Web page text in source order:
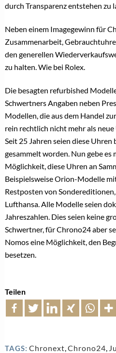
durch Transparenz entstehen zu
Neben einem Imagegewinn für
Zusammenarbeit,
den generellen
zu halten. Wie bei Rolex.
Die besagten refurbished
Schwertners Angaben neben
Modellen, die aus dem Handel
rein rechtlich nicht mehr als
Seit 25 Jahren seien diese
gesammelt worden. Nun gebe
Möglichkeit, diese Uhren an
Beispielsweise Orion-Modelle
Restposten von
Lufthansa. Alle Modelle seien
Jahreszahlen. Dies seien keine
Schwertner, für Chrono24 aber
Nomos eine Möglichkeit, den
besetzen.
Teilen
TAGS: Chronext,Chrono24,